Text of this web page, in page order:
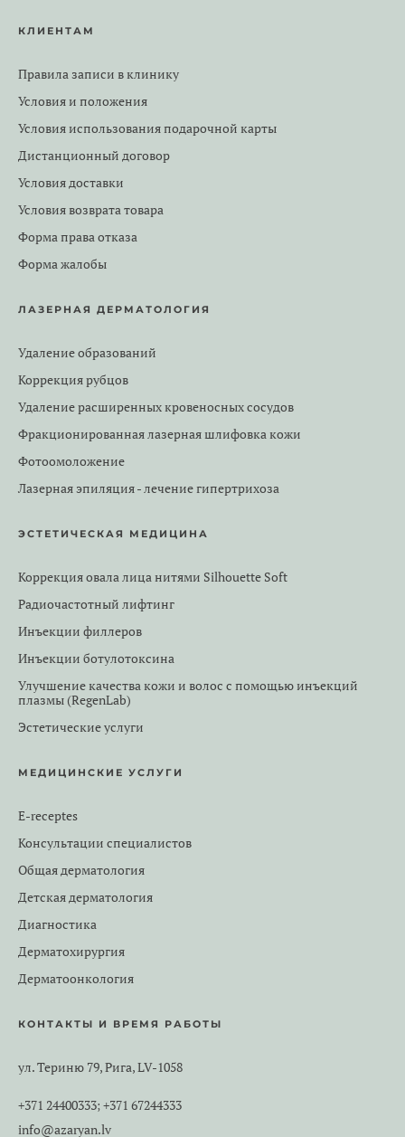
КЛИЕНТАМ
Правила записи в клинику
Условия и положения
Условия использования подарочной карты
Дистанционный договор
Условия доставки
Условия возврата товара
Форма права отказа
Форма жалобы
ЛАЗЕРНАЯ ДЕРМАТОЛОГИЯ
Удаление образований
Коррекция рубцов
Удаление расширенных кровеносных сосудов
Фракционированная лазерная шлифовка кожи
Фотоомоложение
Лазерная эпиляция - лечение гипертрихоза
ЭСТЕТИЧЕСКАЯ МЕДИЦИНА
Коррекция овала лица нитями Silhouette Soft
Радиочастотный лифтинг
Инъекции филлеров
Инъекции ботулотоксина
Улучшение качества кожи и волос с помощью инъекций
плазмы (RegenLab)
Эстетические услуги
МЕДИЦИНСКИЕ УСЛУГИ
E-receptes
Консультации специалистов
Общая дерматология
Детская дерматология
Диагностика
Дерматохирургия
Дерматоонкология
КОНТАКТЫ И ВРЕМЯ РАБОТЫ
ул. Териню 79, Рига, LV-1058
+371 24400333; +371 67244333
info@azaryan.lv